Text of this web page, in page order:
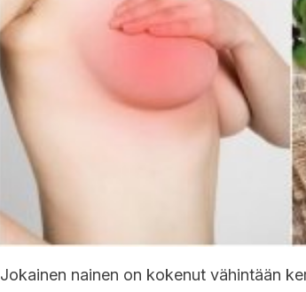
Jokainen nainen on kokenut vähintään